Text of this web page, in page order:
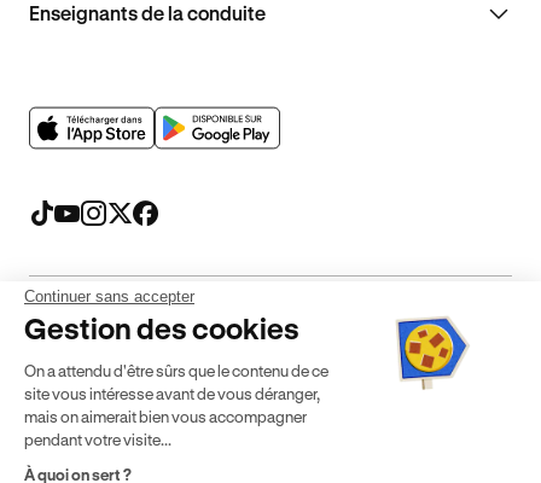
Enseignants de la conduite
Mentions légales CGV CGU Politique de confidentialité
Politique de cookies Gérer mes cookies
* Détail des conditions de nos offres
Politique de prix : nos prix varient en fonction de votre
Continuer sans accepter
Gestion des cookies
On a attendu d'être sûrs que le contenu de ce
site vous intéresse avant de vous déranger,
mais on aimerait bien vous accompagner
pendant votre visite...
À quoi on sert ?